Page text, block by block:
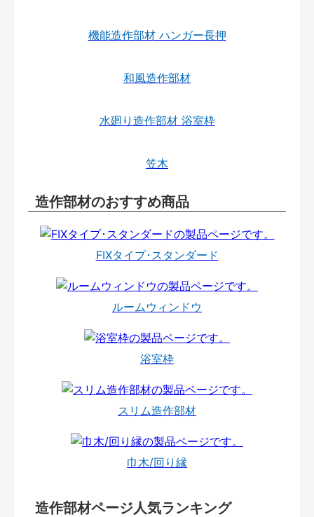
機能造作部材 ハンガー長押
和風造作部材
水廻り造作部材 浴室枠
笠木
造作部材のおすすめ商品
FIXタイプ･スタンダード
ルームウィンドウ
浴室枠
スリム造作部材
巾木/回り縁
造作部材ページ人気ランキング